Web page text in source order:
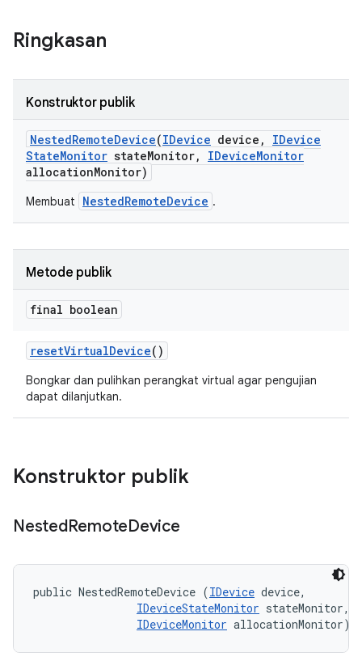
Ringkasan
Konstruktor publik
NestedRemoteDevice(IDevice device ,
IDevice
StateMonitor stateMonitor, IDeviceMonitor
allocationMonitor)
Membuat NestedRemoteDevice .
Metode publik
final boolean
resetVirtualDevice()
Bongkar dan pulihkan perangkat virtual agar pengujian
dapat dilanjutkan.
Konstruktor publik
NestedRemoteDevice
public NestedRemoteDevice (IDevice device,
IDeviceStateMonitor stateMonitor,
IDeviceMonitor allocationMonitor)